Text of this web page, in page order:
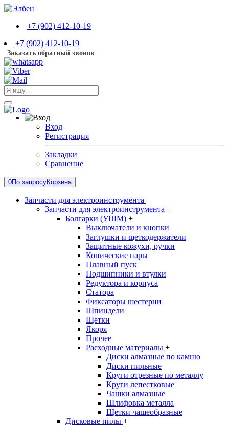
+7 (902) 412-10-19
+7 (902) 412-10-19
Заказать обратный звонок
Вход
Регистрация
Закладки
Сравнение
0По запросуКорзина
Запчасти для электроинструмента
Запчасти для электроинструмента +
Болгарки (УШМ) +
Выключатели и кнопки
Заглушки и щеткодержатели
Защитные кожухи, ручки
Конические пары
Плавный пуск
Подшипники и втулки
Редуктора и корпуса
Статора
Фиксаторы шестерни
Шпиндели
Щетки
Якоря
Прочее
Расходные материалы +
Диски алмазные по камню
Диски пильные
Круги отрезные по металлу
Круги лепестковые
Чашки алмазные
Шлифовка металла
Щетки чашеобразные
Дисковые пилы +